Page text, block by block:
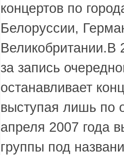
концертов по
Белоруссии,
Великобритании.В
за запись
останавливает
выступая лишь по
апреля 2007 года
группы под